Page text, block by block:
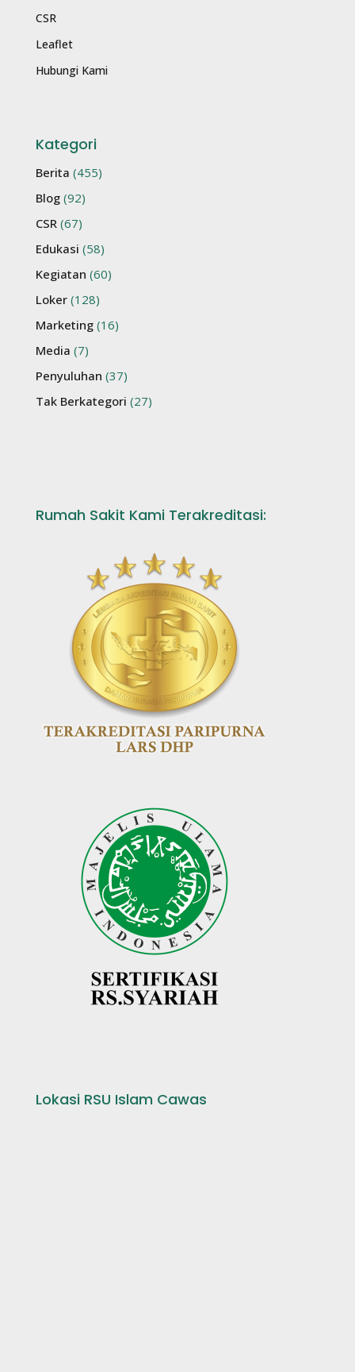
CSR
Leaflet
Hubungi Kami
Kategori
Berita (455)
Blog (92)
CSR (67)
Edukasi (58)
Kegiatan (60)
Loker (128)
Marketing (16)
Media (7)
Penyuluhan (37)
Tak Berkategori (27)
Rumah Sakit Kami Terakreditasi:
Lokasi RSU Islam Cawas